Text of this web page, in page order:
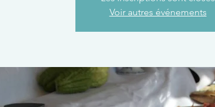
Voir autres événements